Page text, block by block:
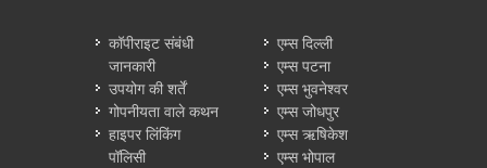
कॉपीराइट संबंधी
जानकारी
उपयोग की शर्तें
गोपनीयता वाले कथन
हाइपर लिंकिंग
पॉलिसी
एम्स दिल्ली
एम्स पटना
एम्स भुवनेश्वर
एम्स जोधपुर
एम्स ऋषिकेश
एम्स भोपाल